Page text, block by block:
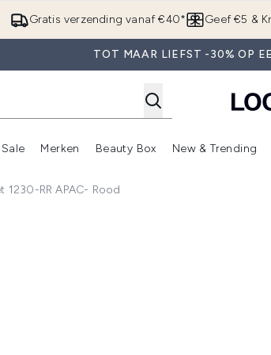
Gratis verzending vanaf €40* Geef €5 &
TOT MAAR LIEFST -30% OP
Enter submenu (Zomer)
Sale
Enter submenu (Sale)
Merken
Enter submenu (Merken)
Beauty Box
Enter
New & Trending
1230-RR APAC- Rood